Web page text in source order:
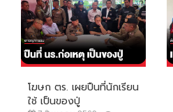
โฆษก ตร. เผยปืนที่นักเรียน
ใช้ เป็นของปู่